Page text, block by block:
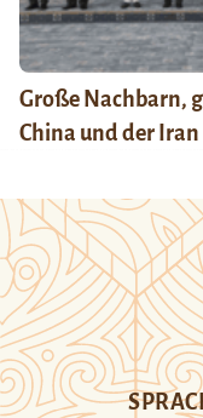
Große Nachbarn,
China und der